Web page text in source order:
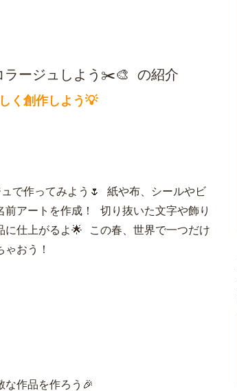
ラージュしよう✂️🎨 の紹介
く創作しよう💡
で作ってみよう🌷 紙や布、シールやビ
アートを作成！ 切り抜いた文字や飾り
に仕上がるよ🌟 この春、世界で一つだけ
ゃおう！
な作品を作ろう🎉